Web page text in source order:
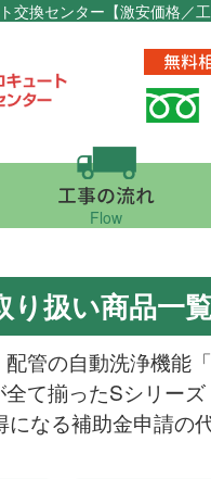
換センター【激安価格／工
無料
工事の流れ
Flow
り扱い商品一
管の自動洗浄機能
て揃ったSシリー
なる補助金申請の